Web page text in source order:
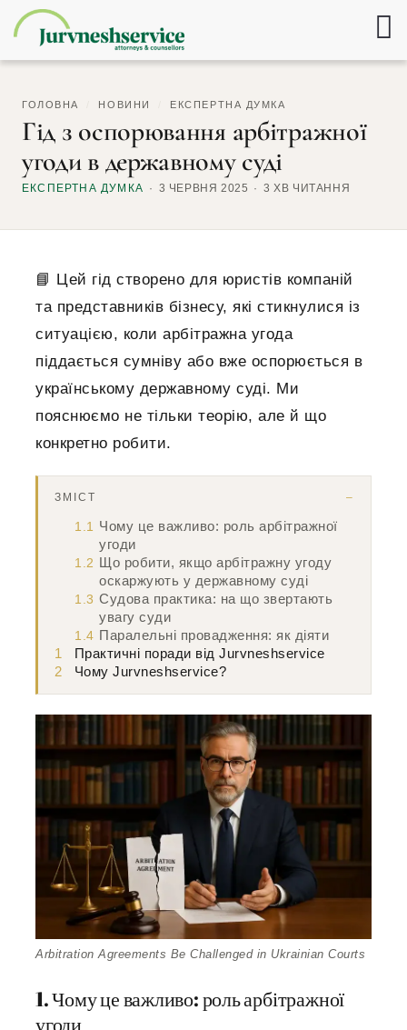
ГОЛОВНА НОВИНИ ЕКСПЕРТНА ДУМКА
Гід з оспорювання арбітражної
угоди в державному суді
ЕКСПЕРТНА ДУМКА 3 ЧЕРВНЯ 2025 3 ХВ ЧИТАННЯ
📘 Цей гід створено для юристів компаній
та представників бізнесу, які стикнулися із
ситуацією, коли арбітражна угода
піддається сумніву або вже оспорюється в
українському державному суді. Ми
пояснюємо не тільки теорію, але й що
конкретно робити.
ЗМІСТ
1.1 Чому це важливо: роль арбітражної
угоди
1.2 Що робити, якщо арбітражну угоду
оскаржують у державному суді
1.3 Судова практика: на що звертають
увагу суди
1.4 Паралельні провадження: як діяти
1
Практичні поради від Jurvneshservice
2
Чому Jurvneshservice?
Arbitration Agreements Be Challenged in Ukrainian Courts
1. Чому це важливо: роль арбітражної
угоди